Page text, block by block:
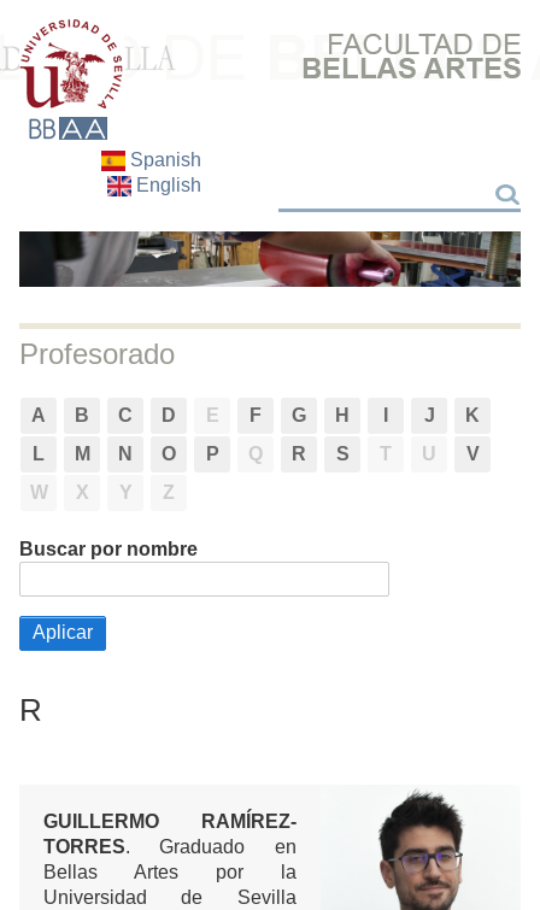
Spanish
English
Buscar
Profesorado
A B C D E F G H J
K
L
M N O P Q R S T U
V
W
X Y Z
Buscar por nombre
R
GUILLERMO RAMÍREZ-
TORRES. Graduado en
Bellas Artes por la
Universidad de Sevilla